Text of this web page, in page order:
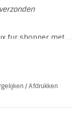
fur shopper met
met een rits.
/Afdrukken